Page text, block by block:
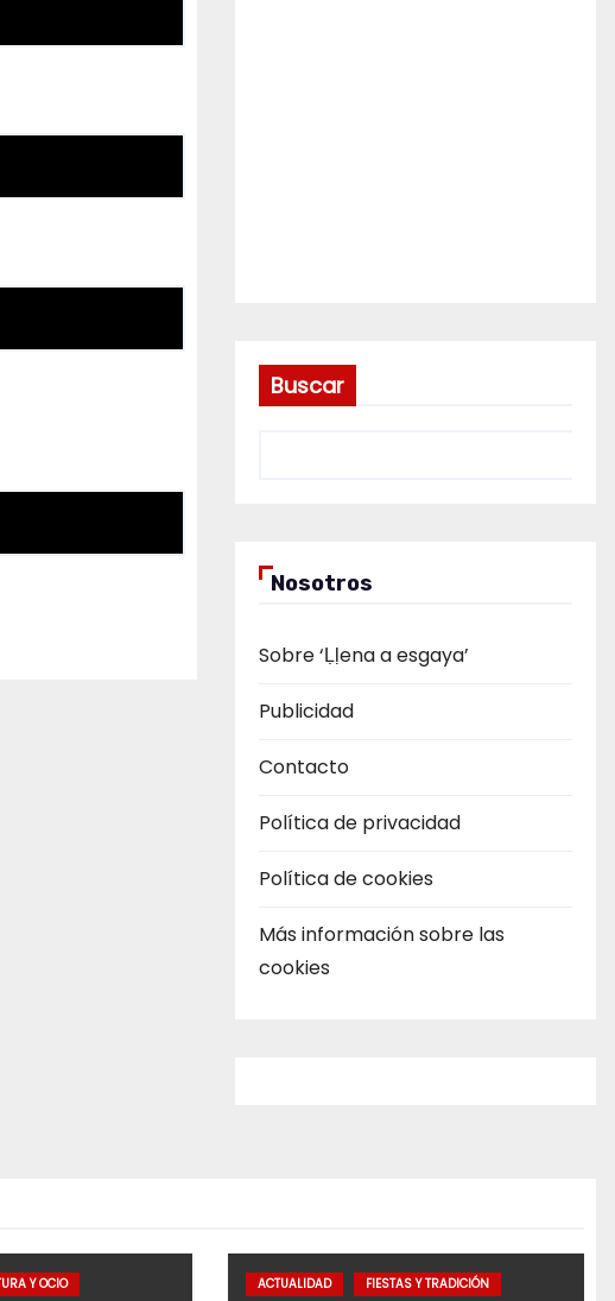
Buscar
Nosotros
Sobre ‘Ḷḷena a esgaya’
Publicidad
Contacto
Política de privacidad
Política de cookies
Más información sobre las
cookies
Y OCIO ACTUALIDAD FIESTAS Y TRADICIÓN